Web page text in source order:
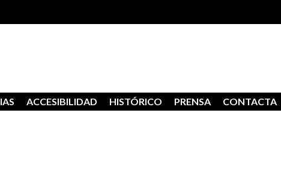
ACCESIBILIDAD HISTÓRICO PRENSA CONTACTA